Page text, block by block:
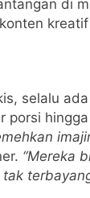
di
selalu
“Mereka